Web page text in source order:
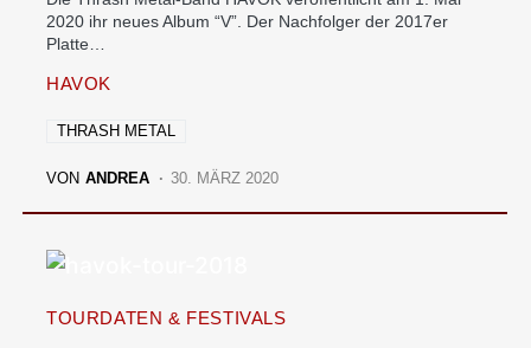
2020 ihr neues Album “V”. Der Nachfolger der 2017er
Platte…
HAVOK
THRASH METAL
VON ANDREA 30. MÄRZ 2020
TOURDATEN & FESTIVALS